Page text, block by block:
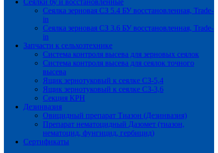
Сеялки бу и восстановленные
Сеялка зерновая СЗ 5.4 БУ восстановленная, Trade-
in
Сеялка зерновая СЗ 3.6 БУ восстановленная, Trade-
in
Запчасти к сельхозтехнике
Система контроля высева для зерновых сеялок
Система контроля высева для сеялок точного
высева
Ящик зернотуковый к сеялке СЗ-5,4
Ящик зернотуковый к сеялке СЗ-3,6
Секция КРН
Дезинвазия
Овицидный препарат Тиазон (Дезинвазия)
Препарат нематоцидный Дазомет (тиазон,
нематоцид, фунгицид, гербицид)
Сертификаты